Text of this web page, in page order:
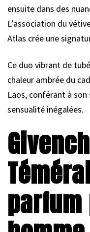
ensuite dans des
L’association du
Atlas crée une
Ce duo vibrant de
chaleur ambrée du
Laos, conférant à
sensualité inégalées.